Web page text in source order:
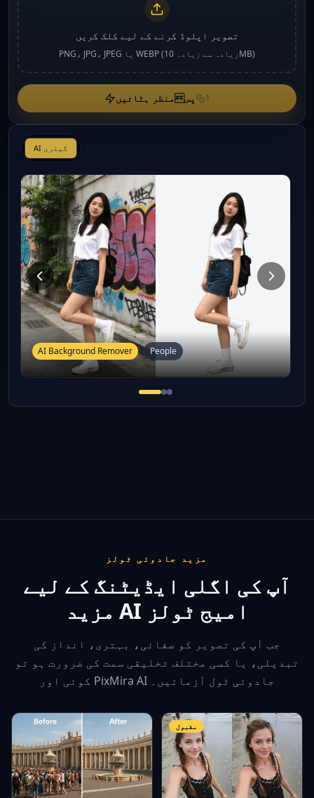
تصویر اپلوڈ کرنے کے لیے کلک کریں
PNG، JPG، JPEG یا WEBP (زیادہ سے زیادہ 10MB)
پسمنظر ہٹائیں 1
AI گیلری
AI Background Remover People
مزید جادوئی ٹولز
آپ کی اگلی ایڈیٹنگ کے لیے
مزید AI امیج ٹولز
جب آپ کی تصویر کو صفائی، بہتری، انداز کی
تبدیلی، یا کسی مختلف تخلیقی سمت کی ضرورت ہو تو
کوئی اور PixMira AI جادوئی ٹول آزمائیں۔
مقبول